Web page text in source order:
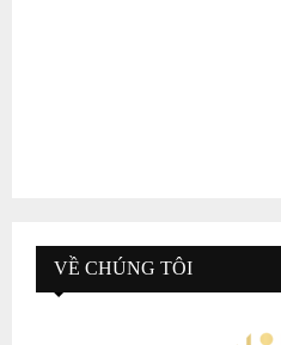
VỀ CHÚNG TÔI